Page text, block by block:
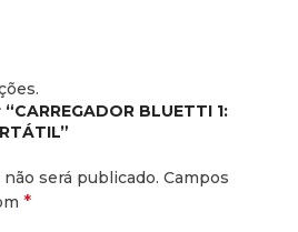
BLUETTI 1:
será publicado. Campos
*